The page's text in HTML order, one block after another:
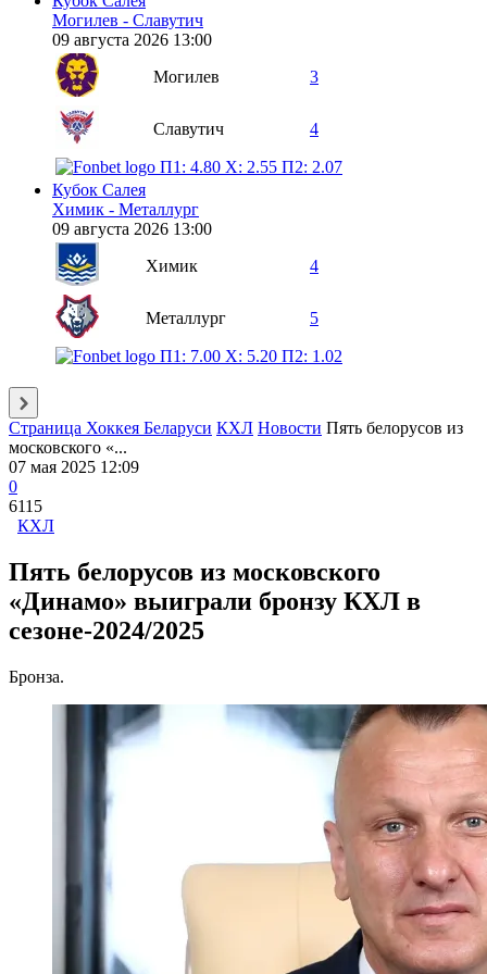
Могилев - Славутич
09 августа 2026 13:00
Могилев
3
Славутич 4
П1: 4.80 X: 2.55 П2: 2.07
Кубок Салея
Химик - Металлург
09 августа 2026 13:00
Химик
4
Металлург 5
П1: 7.00 X: 5.20 П2: 1.02
Страница Хоккея Беларуси КХЛ Новости Пять белорусов из
московского «...
07 мая 2025 12:09
0
6115
КХЛ
Пять белорусов из московского
«Динамо» выиграли бронзу КХЛ в
сезоне-2024/2025
Бронза.